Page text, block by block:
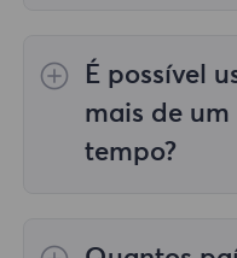
todo o mundo;
não apoia a
países/regiões
residenciais
É possível
mais de
tempo?